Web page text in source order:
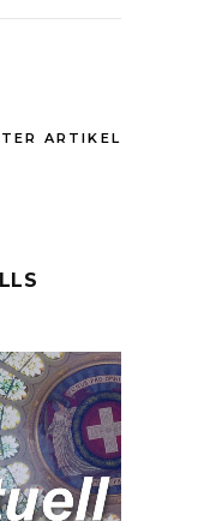
ARTIKEL